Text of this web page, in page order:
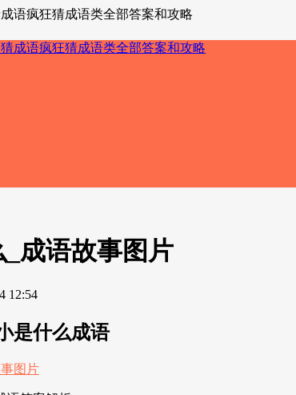
语疯狂猜成语类全部答案和攻略
成语故事图片
12:54
是什么成语